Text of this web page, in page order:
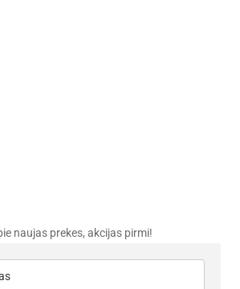
naujas prekes, akcijas pirmi!